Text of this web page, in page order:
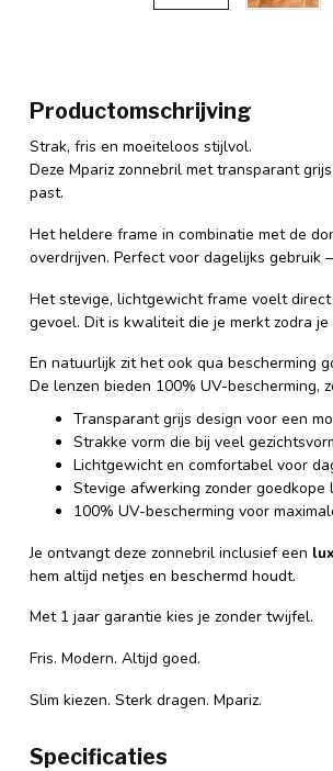
Productomschrijving
Strak, fris en moeiteloos stijlvol.
Deze Mpariz zonnebril met transparant
past.
Het heldere frame in combinatie met de
overdrijven. Perfect voor dagelijks
Het stevige, lichtgewicht frame voelt
gevoel. Dit is kwaliteit die je merkt zodra je
En natuurlijk zit het ook qua bescherming
De lenzen bieden 100% UV-bescherming,
Transparant grijs design voor een
Strakke vorm die bij veel
Lichtgewicht en comfortabel voor
Stevige afwerking zonder goedkope
100% UV-bescherming voor
Je ontvangt deze zonnebril inclusief een
hem altijd netjes en beschermd houdt.
Met 1 jaar garantie kies je zonder twijfel.
Fris. Modern. Altijd goed.
Slim kiezen. Sterk dragen. Mpariz.
Specificaties